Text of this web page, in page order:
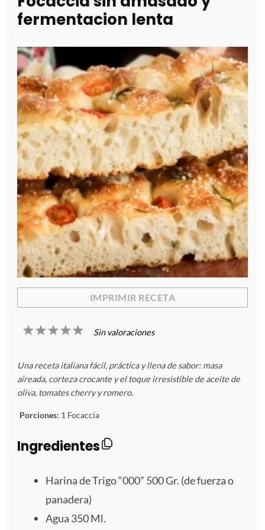
fermentacion lenta
IMPRIMIR RECETA
5
s
l
l
4
s
l
l
3
s
l
l
2
s
l
l
1
s
e
l
Sin valoraciones
Una receta italiana fácil, práctica y llena de sabor: masa
aireada, corteza crocante y el toque irresistible de aceite de
oliva, tomates cherry y romero.
Porciones: 1 Focaccia
Ingredientes
Harina de Trigo “000” 500 Gr. (de fuerza o
panadera)
Agua 350Ml.